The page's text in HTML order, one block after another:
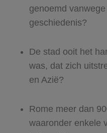
genoemd
geschiedenis?
De stad ooit het
was, dat zich
en Azië?
Rome meer dan
waaronder enkele